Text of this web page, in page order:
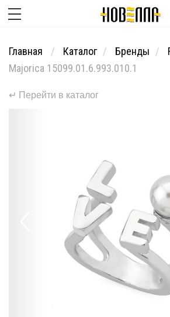
Главная Каталог Бренды
Majorica 15099.01.6.993.010.1
↵ Перейти в каталог